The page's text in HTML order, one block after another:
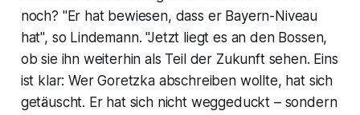
noch? "Er hat bewiesen, dass er Bayern-Niveau
hat", so Lindemann. "Jetzt liegt es an den Bossen,
ob sie ihn weiterhin als Teil der Zukunft sehen. Eins
ist klar: Wer Goretzka abschreiben wollte, hat sich
getäuscht. Er hat sich nicht weggeduckt – sondern